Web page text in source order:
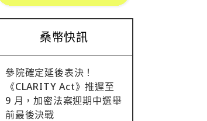
桑幣快訊
參院確定延後表決！
《CLARITY Act》推遲至
9 月，加密法案迎期中選舉
前最後決戰